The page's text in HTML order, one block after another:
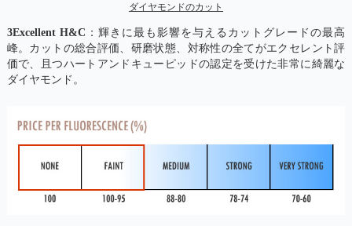
ダイヤモンドのカット
3Excellent H&C ：輝きに最も影響を与えるカットグレードの最高
峰。カットの総合評価、研磨状態、対称性の全てがエクセレント評
価で、且つハートアンドキューピッドの認定を受けた非常に綺麗な
ダイヤモンド。